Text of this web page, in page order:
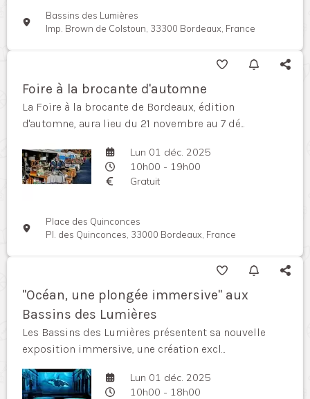
Bassins des Lumières
Imp. Brown de Colstoun, 33300 Bordeaux, France
Foire à la brocante d'automne
La Foire à la brocante de Bordeaux, édition
d'automne, aura lieu du 21 novembre au 7 dé...
Lun 01 déc. 2025
10h00 - 19h00
Gratuit
Place des Quinconces
Pl. des Quinconces, 33000 Bordeaux, France
"Océan, une plongée immersive" aux
Bassins des Lumières
Les Bassins des Lumières présentent sa nouvelle
exposition immersive, une création excl...
Lun 01 déc. 2025
10h00 - 18h00